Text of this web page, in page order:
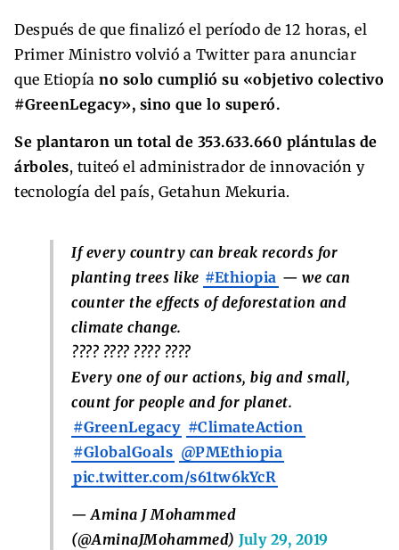
Después de que finalizó el período de 12 horas, el
Primer Ministro volvió a Twitter para anunciar
que Etiopía no solo cumplió su «objetivo colectivo
#GreenLegacy», sino que lo superó.
Se plantaron un total de 353.633.660 plántulas de
árboles, tuiteó el administrador de innovación y
tecnología del país, Getahun Mekuria.
If every country can break records for
planting trees like #Ethiopia — we can
counter the effects of deforestation and
climate change.
???? ???? ???? ????
Every one of our actions, big and small,
count for people and for planet.
#GreenLegacy #ClimateAction
#GlobalGoals @PMEthiopia
pic.twitter.com/s61tw6kYcR
— Amina J Mohammed
(@AminaJMohammed) July 29, 2019